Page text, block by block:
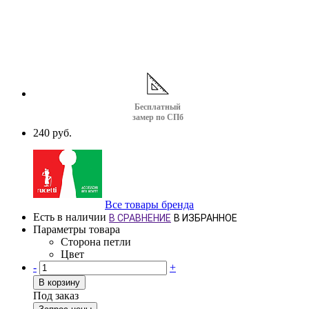
Бесплатный
замер по СПб
240 руб.
Все товары бренда
Есть в наличии В СРАВНЕНИЕ В ИЗБРАННОЕ
Параметры товара
Сторона петли
Цвет
-
+
В корзину
Под заказ